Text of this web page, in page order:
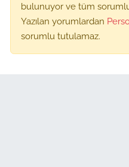
bulunuyor ve tüm
Yazılan yorumlardan
sorumlu tutulamaz.